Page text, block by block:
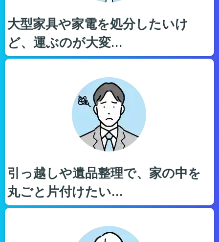
大型家具や家電を処分したいけ
ど、運ぶのが大変…
引っ越しや遺品整理で、家の中を
丸ごと片付けたい…